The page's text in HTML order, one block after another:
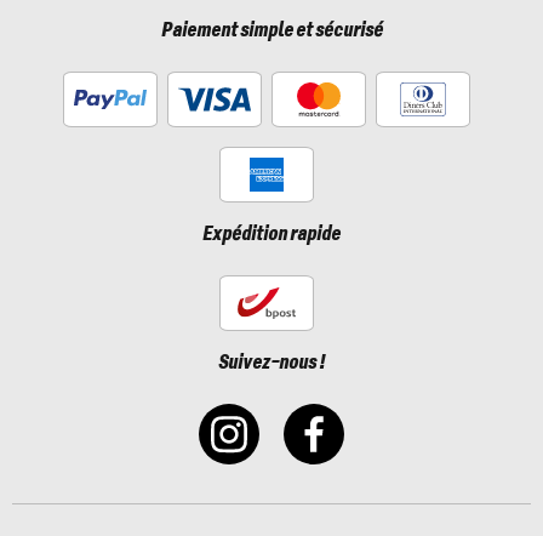
Paiement simple et sécurisé
Expédition rapide
Suivez-nous !